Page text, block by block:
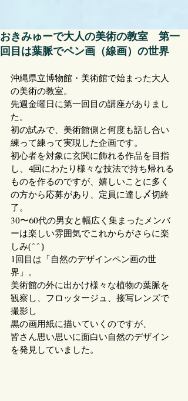
おきみゅーで大人の美術の教室 第一
回目は葉脈でペン画（線画）の世界
沖縄県立博物館・美術館で始まった大人
の美術の教室。
先週金曜日に第一回目の講座がありまし
た。
初の試みで、美術館側と何度も話し合い
練って練って実現した企画です。
初心者を対象に玄関に飾れる作品を目指
し、4回にわたり様々な技法で持ち帰れる
ものを作るのですが、嬉しいことに多く
の方から応募があり、定員に達し〆切終
了。
30〜60代の男女と幅広く集まったメンバ
ーは楽しい雰囲気でこれからがさらに楽
しみ(^^)
1回目は「自然のデザインペン画の世
界」。
美術館の外に出かけ様々な植物の葉脈を
観察し、フロッタージュ、接写レンズで
撮影し
黒の画用紙に描いていくのですが、
皆さん思い思いに面白い自然のデザイン
を発見していました。